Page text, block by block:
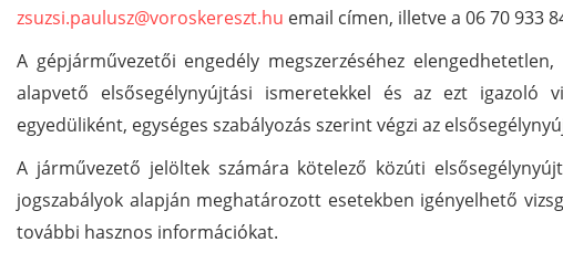
zsuzsi.paulusz@voroskereszt.hu email címen, illetve a 06 70 933
A gépjárművezetői engedély megszerzéséhez
alapvető elsősegélynyújtási ismeretekkel és az ezt igazoló
egyedüliként, egységes szabályozás szerint végzi az
A járművezető jelöltek számára kötelező közúti
jogszabályok alapján meghatározott esetekben igényelhető
további hasznos információkat.